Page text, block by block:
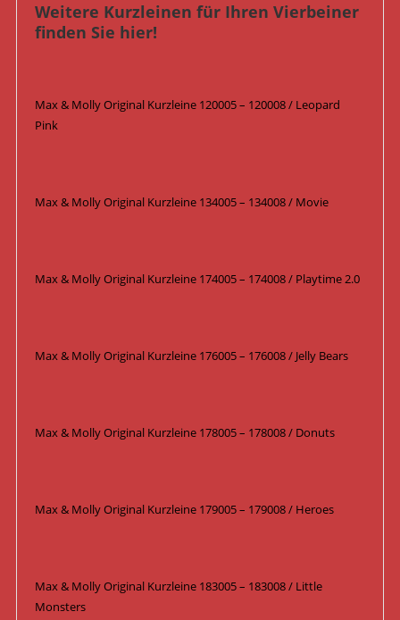
Weitere Kurzleinen für Ihren Vierbeiner
finden Sie hier!
Max & Molly Original Kurzleine 120005 – 120008 / Leopard
Pink
Max & Molly Original Kurzleine 134005 – 134008 / Movie
Max & Molly Original Kurzleine 174005 – 174008 / Playtime 2.0
Max & Molly Original Kurzleine 176005 – 176008 / Jelly Bears
Max & Molly Original Kurzleine 178005 – 178008 / Donuts
Max & Molly Original Kurzleine 179005 – 179008 / Heroes
Max & Molly Original Kurzleine 183005 – 183008 / Little
Monsters